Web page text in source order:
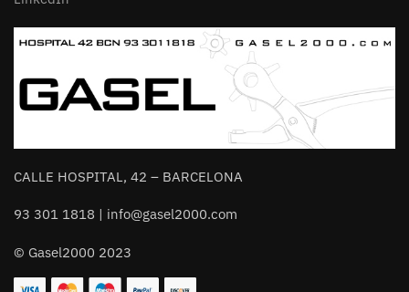
CALLE HOSPITAL, 42 – BARCELONA
93 301 1818 | info@gasel2000.com
© Gasel2000 2023